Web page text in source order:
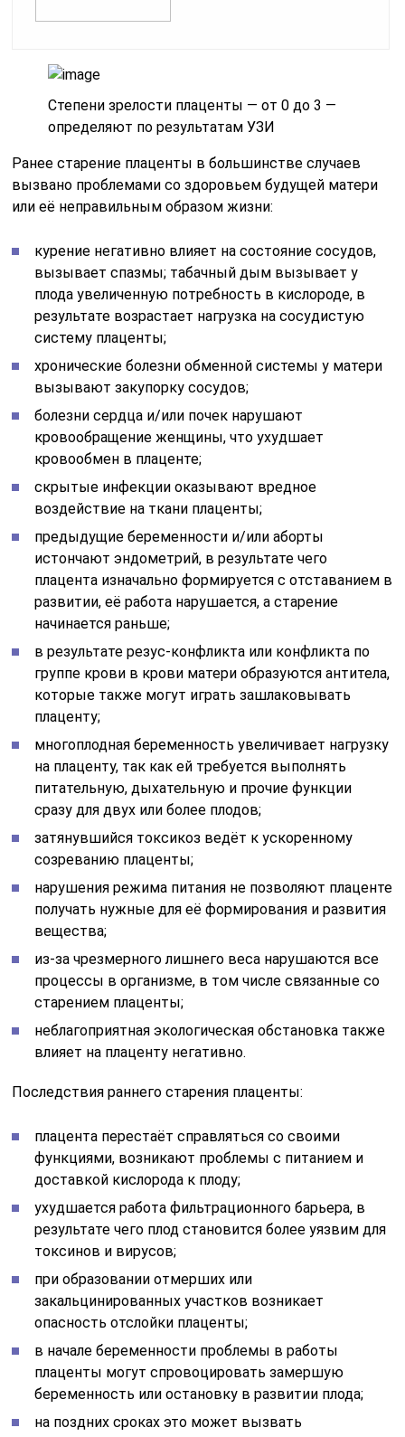
Степени зрелости плаценты — от 0 до 3 —
определяют по результатам УЗИ
Ранее старение плаценты в большинстве случаев
вызвано проблемами со здоровьем будущей матери
или её неправильным образом жизни:
курение негативно влияет на состояние сосудов,
вызывает спазмы; табачный дым вызывает у
плода увеличенную потребность в кислороде, в
результате возрастает нагрузка на сосудистую
систему плаценты;
хронические болезни обменной системы у матери
вызывают закупорку сосудов;
болезни сердца и/или почек нарушают
кровообращение женщины, что ухудшает
кровообмен в плаценте;
скрытые инфекции оказывают вредное
воздействие на ткани плаценты;
предыдущие беременности и/или аборты
истончают эндометрий, в результате чего
плацента изначально формируется с отставанием в
развитии, её работа нарушается, а старение
начинается раньше;
в результате резус-конфликта или конфликта по
группе крови в крови матери образуются антитела,
которые также могут играть зашлаковывать
плаценту;
многоплодная беременность увеличивает нагрузку
на плаценту, так как ей требуется выполнять
питательную, дыхательную и прочие функции
сразу для двух или более плодов;
затянувшийся токсикоз ведёт к ускоренному
созреванию плаценты;
нарушения режима питания не позволяют плаценте
получать нужные для её формирования и развития
вещества;
из-за чрезмерного лишнего веса нарушаются все
процессы в организме, в том числе связанные со
старением плаценты;
неблагоприятная экологическая обстановка также
влияет на плаценту негативно.
Последствия раннего старения плаценты:
плацента перестаёт справляться со своими
функциями, возникают проблемы с питанием и
доставкой кислорода к плоду;
ухудшается работа фильтрационного барьера, в
результате чего плод становится более уязвим для
токсинов и вирусов;
при образовании отмерших или
закальцинированных участков возникает
опасность отслойки плаценты;
в начале беременности проблемы в работы
плаценты могут спровоцировать замершую
беременность или остановку в развитии плода;
на поздних сроках это может вызвать